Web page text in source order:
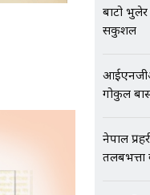
बाटो
सकुशल
गोकुल
नेपाल